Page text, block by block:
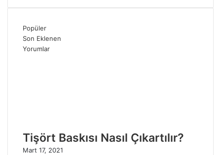
Popüler
Son Eklenen
Yorumlar
Tişört Baskısı Nasıl Çıkartılır?
Mart 17, 2021